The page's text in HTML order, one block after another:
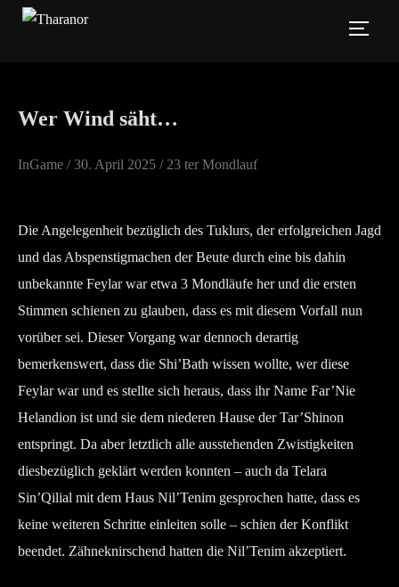
Zum
Wer Wind säht…
InGame / Veröffentlicht
30. April 2025 / 23 ter Mondlauf
Die Angelegenheit bezüglich des Tuklurs, der erfolgreichen Jagd
und das Abspenstigmachen der Beute durch eine bis dahin
unbekannte Feylar war etwa 3 Mondläufe her und die ersten
Stimmen schienen zu glauben, dass es mit diesem Vorfall nun
vorüber sei. Dieser Vorgang war dennoch derartig
bemerkenswert, dass die Shi’Bath wissen wollte, wer diese
Feylar war und es stellte sich heraus, dass ihr Name Far’Nie
Helandion ist und sie dem niederen Hause der Tar’Shinon
entspringt. Da aber letztlich alle ausstehenden Zwistigkeiten
diesbezüglich geklärt werden konnten – auch da Telara
Sin’Qilial mit dem Haus Nil’Tenim gesprochen hatte, dass es
keine weiteren Schritte einleiten solle – schien der Konflikt
beendet. Zähneknirschend hatten die Nil’Tenim akzeptiert.